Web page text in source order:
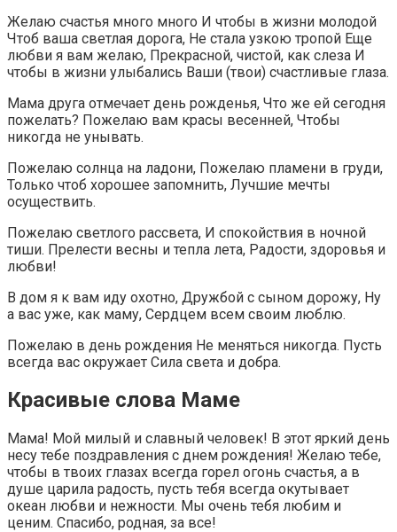
Желаю счастья много много И чтобы в жизни молодой
Чтоб ваша светлая дорога, Не стала узкою тропой Еще
любви я вам желаю, Прекрасной, чистой, как слеза И
чтобы в жизни улыбались Ваши (твои) счастливые глаза.
Мама друга отмечает день рожденья, Что же ей сегодня
пожелать? Пожелаю вам красы весенней, Чтобы
никогда не унывать.
Пожелаю солнца на ладони, Пожелаю пламени в груди,
Только чтоб хорошее запомнить, Лучшие мечты
осуществить.
Пожелаю светлого рассвета, И спокойствия в ночной
тиши. Прелести весны и тепла лета, Радости, здоровья и
любви!
В дом я к вам иду охотно, Дружбой с сыном дорожу, Ну
а вас уже, как маму, Сердцем всем своим люблю.
Пожелаю в день рождения Не меняться никогда. Пусть
всегда вас окружает Сила света и добра.
Красивые слова Маме
Мама! Мой милый и славный человек! В этот яркий день
несу тебе поздравления с днем рождения! Желаю тебе,
чтобы в твоих глазах всегда горел огонь счастья, а в
душе царила радость, пусть тебя всегда окутывает
океан любви и нежности. Мы очень тебя любим и
ценим. Спасибо, родная, за все!